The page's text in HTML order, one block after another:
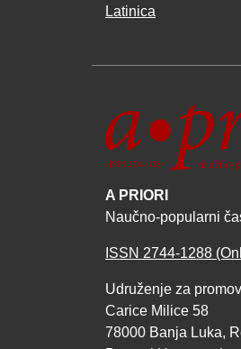
Latinica
A PRIORI
Naučno-popularni
ISSN 2744-1288
Udruženje za
Carice Milice 58
78000 Banja Luka,